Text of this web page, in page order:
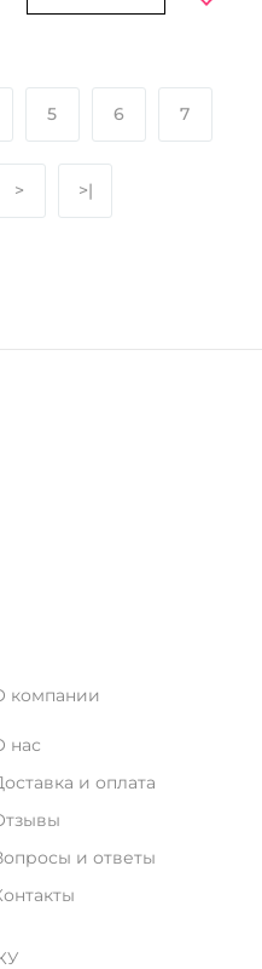
5 6 7
> >|
компании
нас
и оплата
и ответы